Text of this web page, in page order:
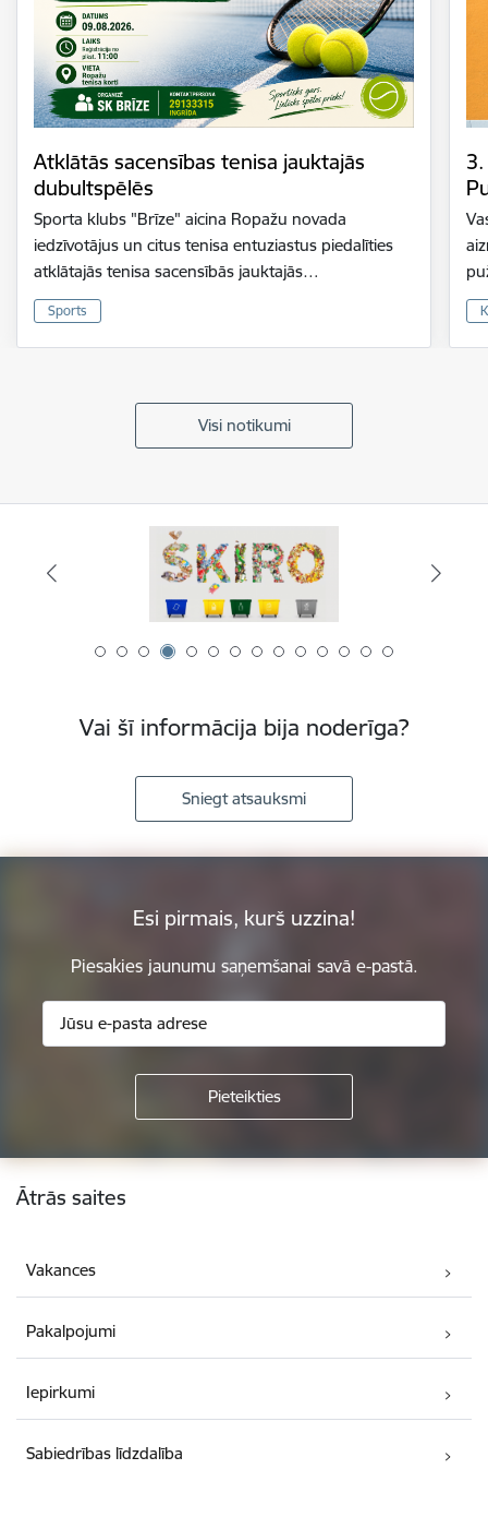
Atklātās sacensības tenisa jauktajās
dubultspēlēs
Sporta klubs "Brīze" aicina Ropažu novada
iedzīvotājus un citus tenisa entuziastus piedalīties
atklātajās tenisa sacensībās jauktajās…
Sports
Visi notikumi
Vai šī informācija bija noderīga?
Sniegt atsauksmi
Esi pirmais, kurš uzzina!
Piesakies jaunumu saņemšanai savā e-pastā.
Kājene
Ātrās saites
Vakances
Pakalpojumi
Iepirkumi
Sabiedrības līdzdalība